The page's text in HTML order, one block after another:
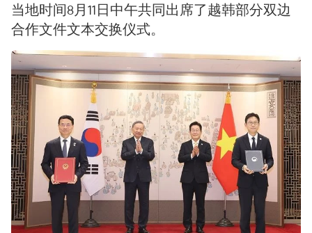
当地时间8月11日中午共同出席了越韩部分双边
合作文件文本交换仪式。